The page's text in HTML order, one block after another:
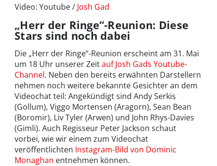
Video: Youtube / Josh Gad
„Herr der Ringe“-Reunion: Diese
Stars sind noch dabei
Die „Herr der Ringe“-Reunion erscheint am 31. Mai
um 18 Uhr unserer Zeitauf Josh Gads Youtube-
Channel. Neben den bereits erwähnten Darstellern
nehmen noch weitere bekannte Gesichter an dem
Videochat teil: Angekündigt sind Andy Serkis
(Gollum), Viggo Mortensen (Aragorn), Sean Bean
(Boromir), Liv Tyler (Arwen) und John Rhys-Davies
(Gimli). Auch Regisseur Peter Jackson schaut
vorbei, wie wir einem zum Videochat
veröffentlichten Instagram-Bild von Dominic
Monaghan entnehmen können.